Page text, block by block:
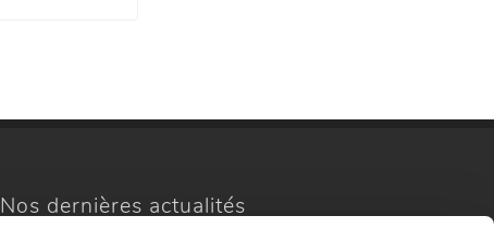
Nos dernières actualités